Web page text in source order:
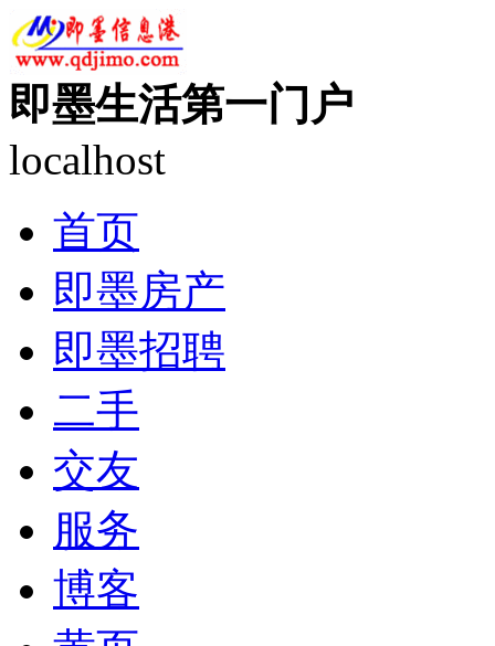
即墨生活第一门户
localhost
首页
即墨房产
即墨招聘
二手
交友
服务
博客